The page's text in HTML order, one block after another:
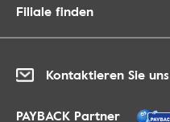
Filiale finden
Kontaktieren Sie uns
PAYBACK Partner